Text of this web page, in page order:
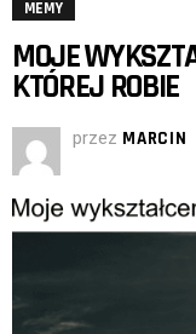
MEMY
MOJE
KTÓREJ ROBIE
przez MARCIN